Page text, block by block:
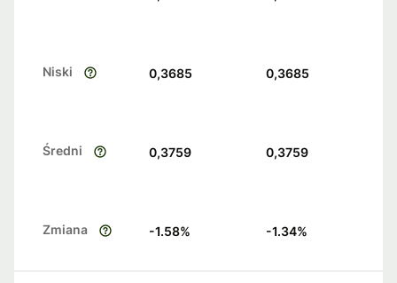
Niski 0,3685 0,3685
Średni 0,3759 0,3759
Zmiana -1.58% -1.34%